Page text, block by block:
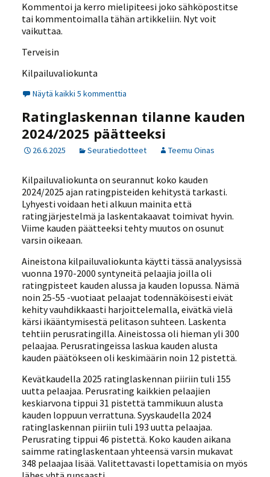
Kommentoi ja kerro mielipiteesi joko sähköpostitse
tai kommentoimalla tähän artikkeliin. Nyt voit
vaikuttaa.
Terveisin
Kilpailuvaliokunta
Näytä kaikki 5 kommenttia
Ratinglaskennan tilanne kauden
2024/2025 päätteeksi
26.6.2025 Seuratiedotteet Teemu Oinas
Kilpailuvaliokunta on seurannut koko kauden
2024/2025 ajan ratingpisteiden kehitystä tarkasti.
Lyhyesti voidaan heti alkuun mainita että
ratingjärjestelmä ja laskentakaavat toimivat hyvin.
Viime kauden päätteeksi tehty muutos on osunut
varsin oikeaan.
Aineistona kilpailuvaliokunta käytti tässä analyysissä
vuonna 1970-2000 syntyneitä pelaajia joilla oli
ratingpisteet kauden alussa ja kauden lopussa. Nämä
noin 25-55 -vuotiaat pelaajat todennäköisesti eivät
kehity vauhdikkaasti harjoittelemalla, eivätkä vielä
kärsi ikääntymisestä pelitason suhteen. Laskenta
tehtiin perusratingilla. Aineistossa oli hieman yli 300
pelaajaa. Perusratingeissa laskua kauden alusta
kauden päätökseen oli keskimäärin noin 12 pistettä.
Kevätkaudella 2025 ratinglaskennan piiriin tuli 155
uutta pelaajaa. Perusrating kaikkien pelaajien
keskiarvona tippui 31 pistettä tammikuun alusta
kauden loppuun verrattuna. Syyskaudella 2024
ratinglaskennan piiriin tuli 193 uutta pelaajaa.
Perusrating tippui 46 pistettä. Koko kauden aikana
saimme ratinglaskentaan yhteensä varsin mukavat
348 pelaajaa lisää. Valitettavasti lopettamisia on myös